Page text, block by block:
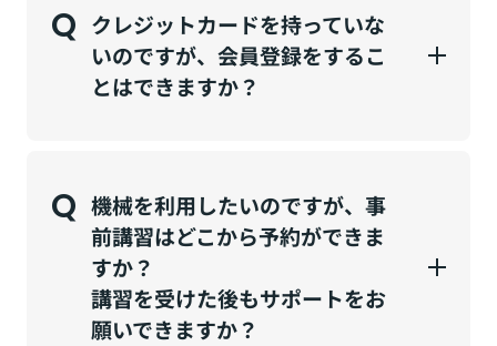
Q クレジットカードを持っていな
いのですが、会員登録をするこ
とはできますか？
Q 機械を利用したいのですが、事
前講習はどこから予約ができま
すか？
講習を受けた後もサポートをお
願いできますか？